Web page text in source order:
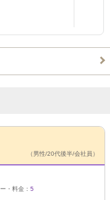
（男性/20代後半/会社員）
・料金： 5